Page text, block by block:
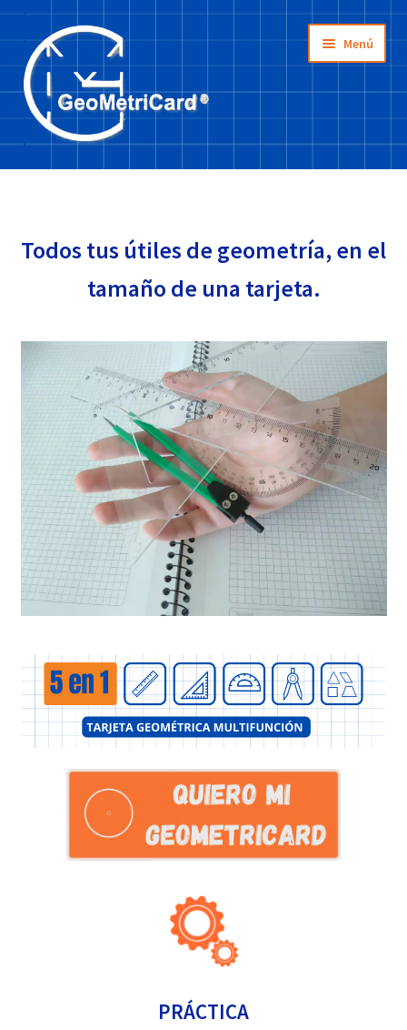
la
navegación
la
página
Menú
Inicio
Todos tus útiles de geometría, en el
tamaño de una tarjeta.
PRÁCTICA